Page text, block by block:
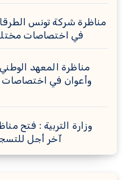
في اختصاصات مختلفة آخر
مناظرة المعهد
آخر أجل للتسجيل عن